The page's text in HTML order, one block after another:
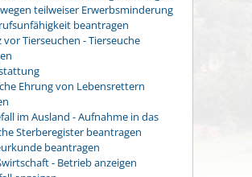
teilweiser Erwerbsminderung
beantragen
vor Tierseuchen - Tierseuche
Ehrung von Lebensrettern
im Ausland - Aufnahme in das
Sterberegister beantragen
beantragen
- Betrieb anzeigen